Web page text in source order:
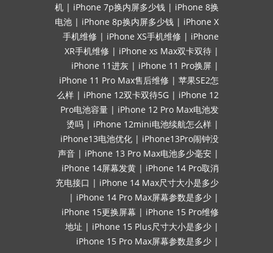
机 | iPhone 7p换内屏多少钱 | iPhone 8换
电池 | iPhone 8p换内屏多少钱 | iPhone X
手机维修 | iPhone XS手机维修 | iPhone
XR手机维修 | iPhone xs Max双卡双待 |
iPhone 11进灰 | iPhone 11 Pro换屏 |
iPhone 11 Pro Max售后维修 | 苹果SE2怎
么样 | iPhone 12双卡双待5G | iPhone 12
Pro电池容量 | iPhone 12 Pro Max电池发
烫吗 | iPhone 12mini电池续航怎么样 |
iPhone13电池优化 | iPhone13Pro闹钟没
声音 | iPhone 13 Pro Max电池多少毫安 |
iPhone 14屏幕发黄 | iPhone 14 Pro取消
充电接口 | iPhone 14 Max尺寸大小是多少
| iPhone 14 Pro Max屏幕参数是多少 |
iPhone 15更换屏幕 | iPhone 15 Pro维修
地址 | iPhone 15 Plus尺寸大小是多少 |
iPhone 15 Pro Max屏幕参数是多少 |